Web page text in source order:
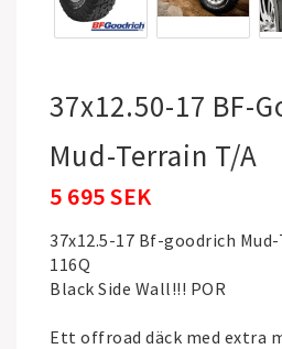
37x12.50-17 BF-
Mud-Terrain T/A
5 695 SEK
37x12.5-17 Bf-goodrich
116Q
Black Side Wall!!! POR
Ett offroad däck med extra